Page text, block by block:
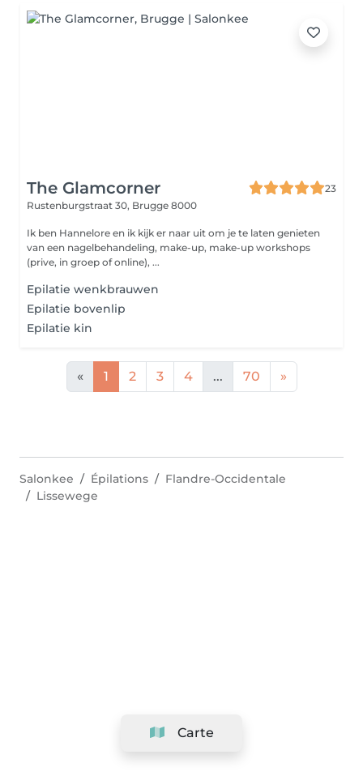
The Glamcorner
23
Rustenburgstraat 30, Brugge 8000
Ik ben Hannelore en ik kijk er naar uit om je te laten genieten
van een nagelbehandeling, make-up, make-up workshops
(prive, in groep of online), ...
Epilatie wenkbrauwen
Epilatie bovenlip
Epilatie kin
« 1 2 3 4 ... 70 »
Carte
Salonkee Épilations
Flandre-Occidentale
Lissewege